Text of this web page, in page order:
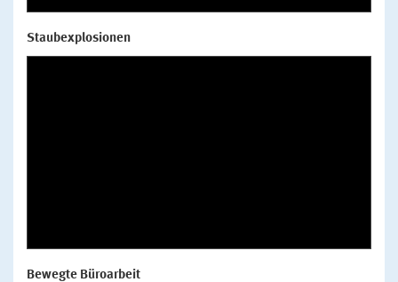
Staubexplosionen
Bewegte Büroarbeit